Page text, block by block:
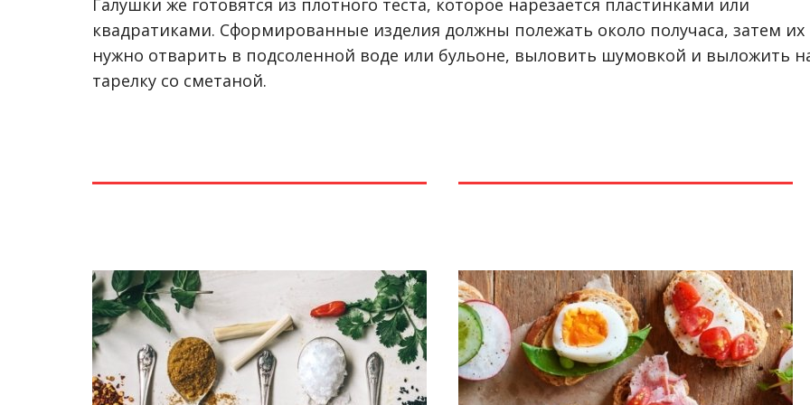
Галушки же готовятся из плотного теста, которое нарезается пластинками или
квадратиками. Сформированные изделия должны полежать около получаса, затем их
нужно отварить в подсоленной воде или бульоне, выловить шумовкой и выложить
тарелку со сметаной.